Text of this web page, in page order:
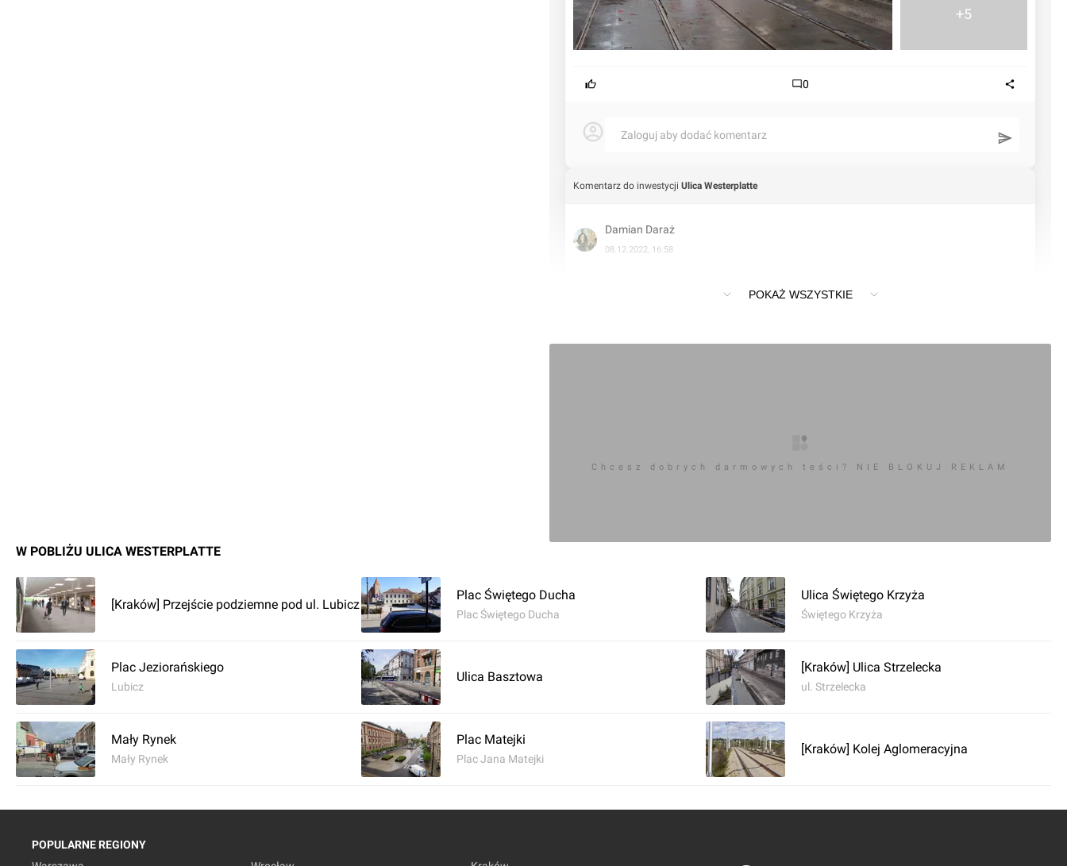
+5
0
Zaloguj aby dodać komentarz
Komentarz do inwestycji Ulica Westerplatte
Damian Daraż
08.12.2022, 16:58
Zaloguj aby dodać komentarz
Ulica Westerplatte
POKAŻ WSZYSTKIE
Chcesz dobrych darmowych teści? NIE BLOKUJ REKLAM
W POBLIŻU ULICA WESTERPLATTE
[Kraków] Przejście podziemne pod ul. Lubicz
Plac Świętego Ducha
Plac Świętego Ducha
Ulica Świętego Krzyża
Świętego Krzyża
Plac Jeziorańskiego
Lubicz
Ulica Basztowa
[Kraków] Ulica Strzelecka
ul. Strzelecka
Mały Rynek
Mały Rynek
Plac Matejki
Plac Jana Matejki
[Kraków] Kolej Aglomeracyjna
POPULARNE REGIONY